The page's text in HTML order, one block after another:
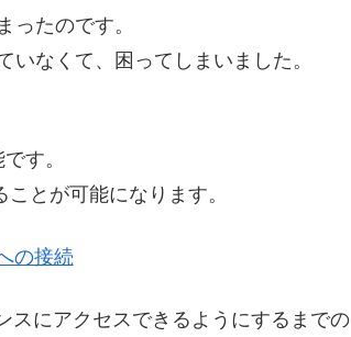
ったのです。
なくて、困ってしまいました。
す。
とが可能になります。
の接続
スにアクセスできるようにするまでの